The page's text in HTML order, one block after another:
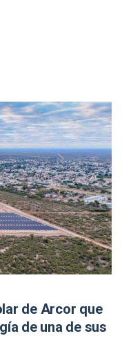
de Arcor que
de una de sus